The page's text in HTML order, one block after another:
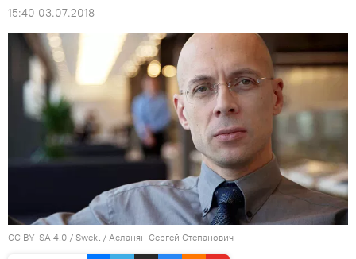
15:40 03.07.2018
CC BY-SA 4.0 / Swekl / Асланян Сергей Степанович